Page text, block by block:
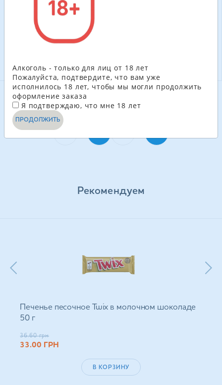
+
СМОТРЕТЬ ЕЩЁ
Рекомендуем
Печенье песочное Twix в молочном шоколаде
50 г
36.60 грн
33.00 ГРН
В КОРЗИНУ
Алкоголь - только для лиц от 18 лет
Пожалуйста, подтвердите, что вам уже
исполнилось 18 лет, чтобы мы могли продолжить
оформление заказа
Я подтверждаю, что мне 18 лет
ПРОДОЛЖИТЬ